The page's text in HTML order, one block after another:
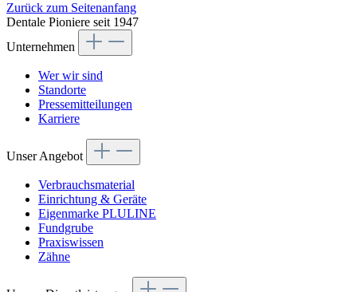
Zurück zum Seitenanfang
Dentale Pioniere seit 1947
Unternehmen
Wer wir sind
Standorte
Pressemitteilungen
Karriere
Unser Angebot
Verbrauchsmaterial
Einrichtung & Geräte
Eigenmarke PLULINE
Fundgrube
Praxiswissen
Zähne